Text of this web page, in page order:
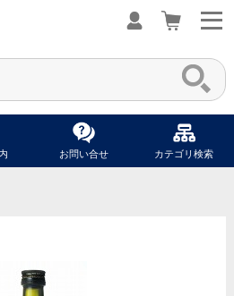
お問い合せ カテゴリ検索